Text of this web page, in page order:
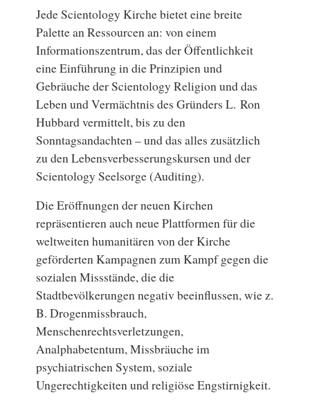
Jede Scientology Kirche bietet eine breite
Palette an Ressourcen an: von einem
Informationszentrum, das der Öffentlichkeit
eine Einführung in die Prinzipien und
Gebräuche der Scientology Religion und das
Leben und Vermächtnis des Gründers L. Ron
Hubbard vermittelt, bis zu den
Sonntagsandachten – und das alles zusätzlich
zu den Lebensverbesserungskursen und der
Scientology Seelsorge (Auditing).
Die Eröffnungen der neuen Kirchen
repräsentieren auch neue Plattformen für die
weltweiten humanitären von der Kirche
geförderten Kampagnen zum Kampf gegen die
sozialen Missstände, die die
Stadtbevölkerungen negativ beeinflussen, wie z.
B. Drogenmissbrauch,
Menschenrechtsverletzungen,
Analphabetentum, Missbräuche im
psychiatrischen System, soziale
Ungerechtigkeiten und religiöse Engstirnigkeit.